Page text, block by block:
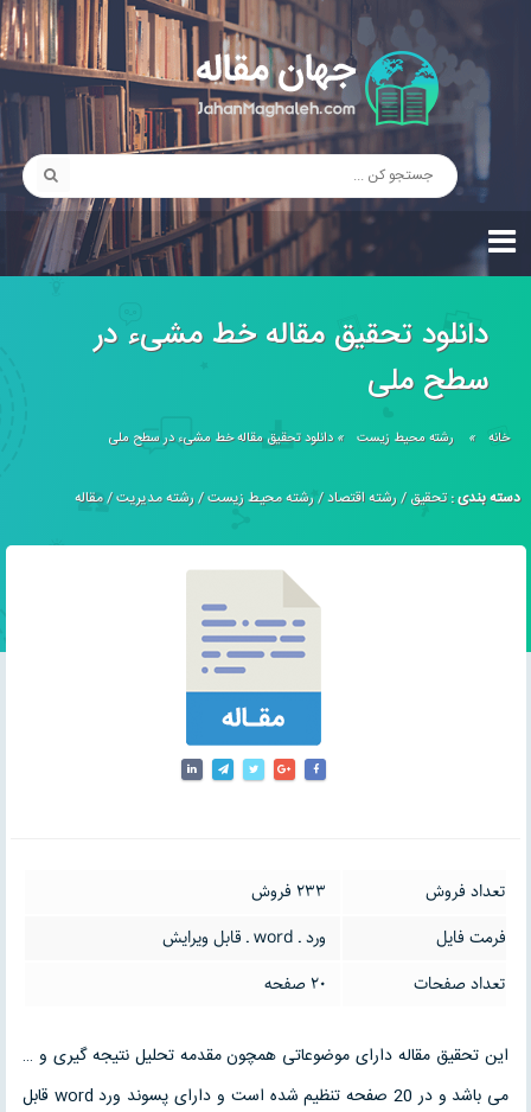
دانلود تحقیق مقاله خط مشیء در
سطح ملی
خانه » رشته محیط زیست »دانلود تحقیق مقاله خط مشیء در سطح ملی
دسته بندی :تحقیق/رشته اقتصاد/رشته محیط زیست/رشته مدیریت/مقاله
تعداد فروش
233 فروش
فرمت فایل
ورد ـ word ـ قابل ویرایش
تعداد صفحات
20 صفحه
این تحقیق مقاله دارای موضوعاتی همچون مقدمه تحلیل نتیجه گیری و …
می باشد و در 20 صفحه تنظیم شده است و دارای پسوند ورد word قابل